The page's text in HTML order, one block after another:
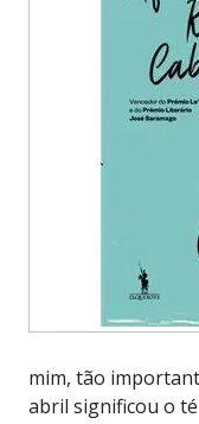
mim, tão
abril significou o